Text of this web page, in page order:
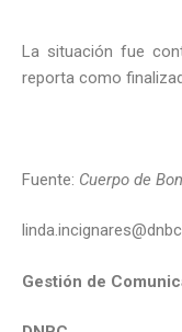
La situación fue
reporta como
Fuente: Cuerpo de
Gestión de